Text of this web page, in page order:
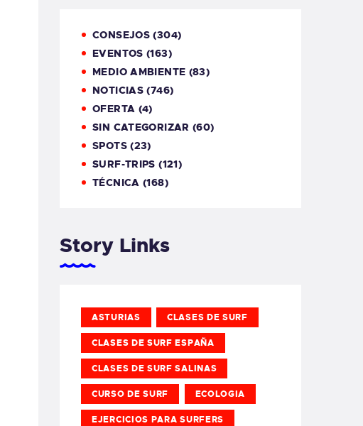
CONSEJOS (304)
EVENTOS (163)
MEDIO AMBIENTE (83)
NOTICIAS (746)
OFERTA (4)
SIN CATEGORIZAR (60)
SPOTS(23)
SURF-TRIPS (121)
TÉCNICA (168)
Story Links
ASTURIAS CLASES DE SURF
CLASES DE SURF ESPAÑA
CLASES DE SURF SALINAS
CURSO DE SURF ECOLOGIA
EJERCICIOS PARA SURFERS